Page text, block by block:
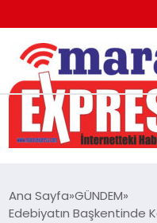
K.MARAŞ
ANDIRIN
Ana Sayfa GÜNDEM
Edebiyatın Başkentinde